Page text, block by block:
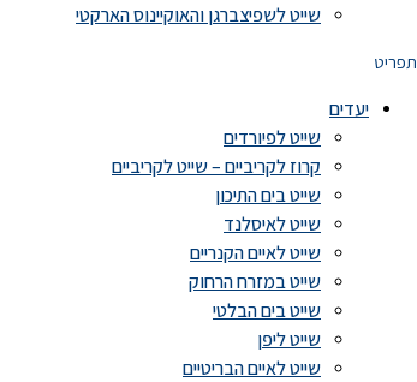
שייט לשפיצברגן והאוקיינוס הארקטי
תפריט
יעדים
שייט לפיורדים
קרוז לקריביים – שייט לקריביים
שייט בים התיכון
שייט לאיסלנד
שייט לאיים הקנריים
שייט במזרח הרחוק
שייט בים הבלטי
שייט ליפן
שייט לאיים הבריטיים